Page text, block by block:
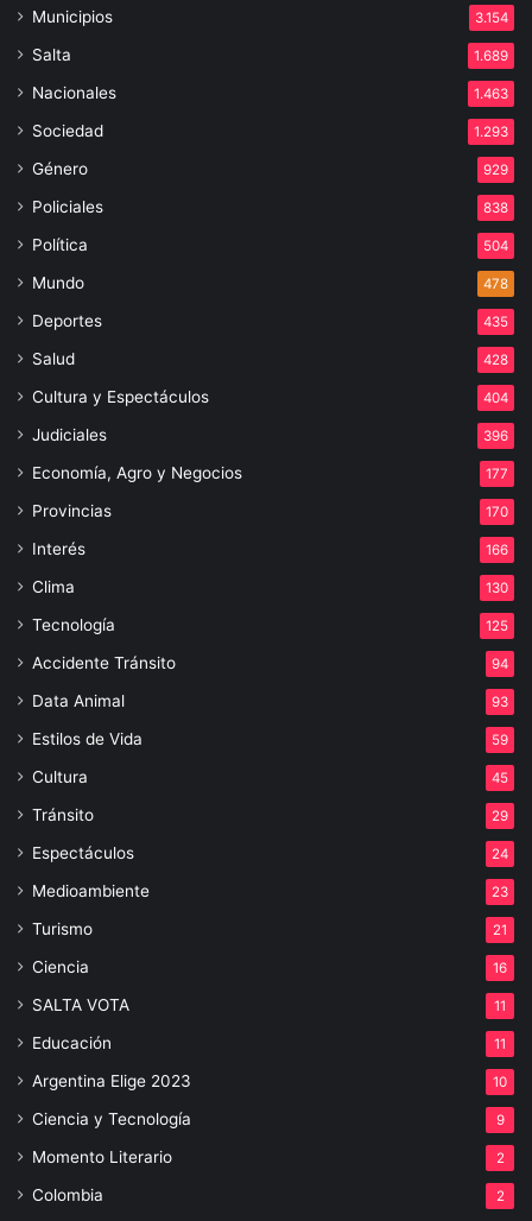
Municipios 3.154
Salta 1.689
Nacionales 1.463
Sociedad 1.293
Género 929
Policiales 838
Política 504
Mundo 478
Deportes 435
Salud 428
Cultura y Espectáculos 404
Judiciales 396
Economía, Agro y Negocios 177
Provincias 170
Interés 166
Clima 130
Tecnología 125
Accidente Tránsito 94
Data Animal 93
Estilos de Vida 59
Cultura 45
Tránsito 29
Espectáculos 24
Medioambiente 23
Turismo 21
Ciencia 16
SALTA VOTA 11
Educación 11
Argentina Elige 2023 10
Ciencia y Tecnología 9
Momento Literario 2
Colombia 2